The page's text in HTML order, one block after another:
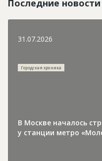
Последние новости
31.07.2026
Городская хроника
В Москве началось
у станции метро